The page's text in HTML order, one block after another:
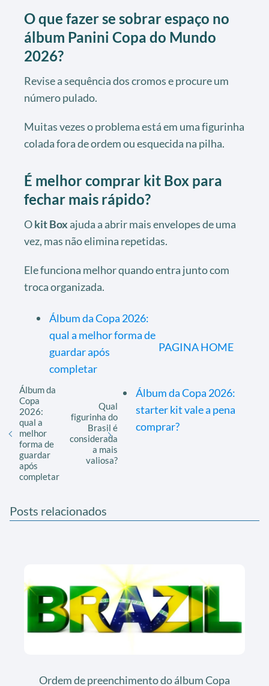
O que fazer se sobrar espaço no
álbum Panini Copa do Mundo
2026?
Revise a sequência dos cromos e procure um
número pulado.
Muitas vezes o problema está em uma figurinha
colada fora de ordem ou esquecida na pilha.
É melhor comprar kit Box para
fechar mais rápido?
Okit Box ajuda a abrir mais envelopes de uma
vez, mas não elimina repetidas.
Ele funciona melhor quando entra junto com
troca organizada.
Álbum da Copa 2026:
qual a melhor forma de
guardar após
completar
Álbum da Copa 2026:
starter kit vale a pena
comprar?
PAGINA HOME
Álbum da
Copa
2026:
qual a
melhor
forma de
guardar
após
completar
Qual
figurinha do
Brasil é
considerada
a mais
valiosa?
Posts relacionados
Ordem de preenchimento do álbum Copa